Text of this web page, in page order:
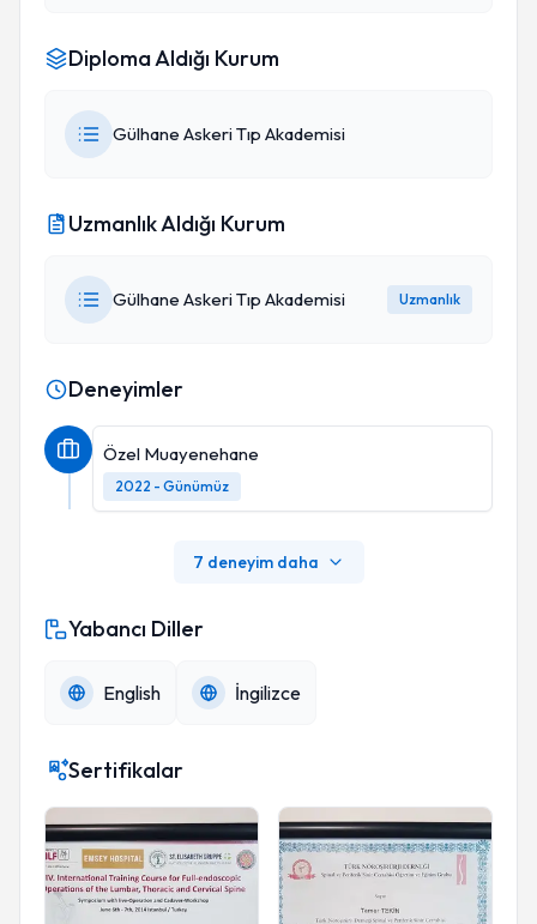
Diploma Aldığı Kurum
Gülhane Askeri Tıp Akademisi
Uzmanlık Aldığı Kurum
Gülhane Askeri Tıp Akademisi Uzmanlık
Deneyimler
Özel Muayenehane
2022 - Günümüz
7 deneyim daha
Yabancı Diller
English İngilizce
Sertifikalar